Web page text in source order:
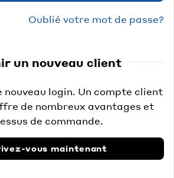
Oublié votre mot de passe?
un nouveau client
nouveau login. Un compte client
de nombreux avantages et
de commande.
vous maintenant